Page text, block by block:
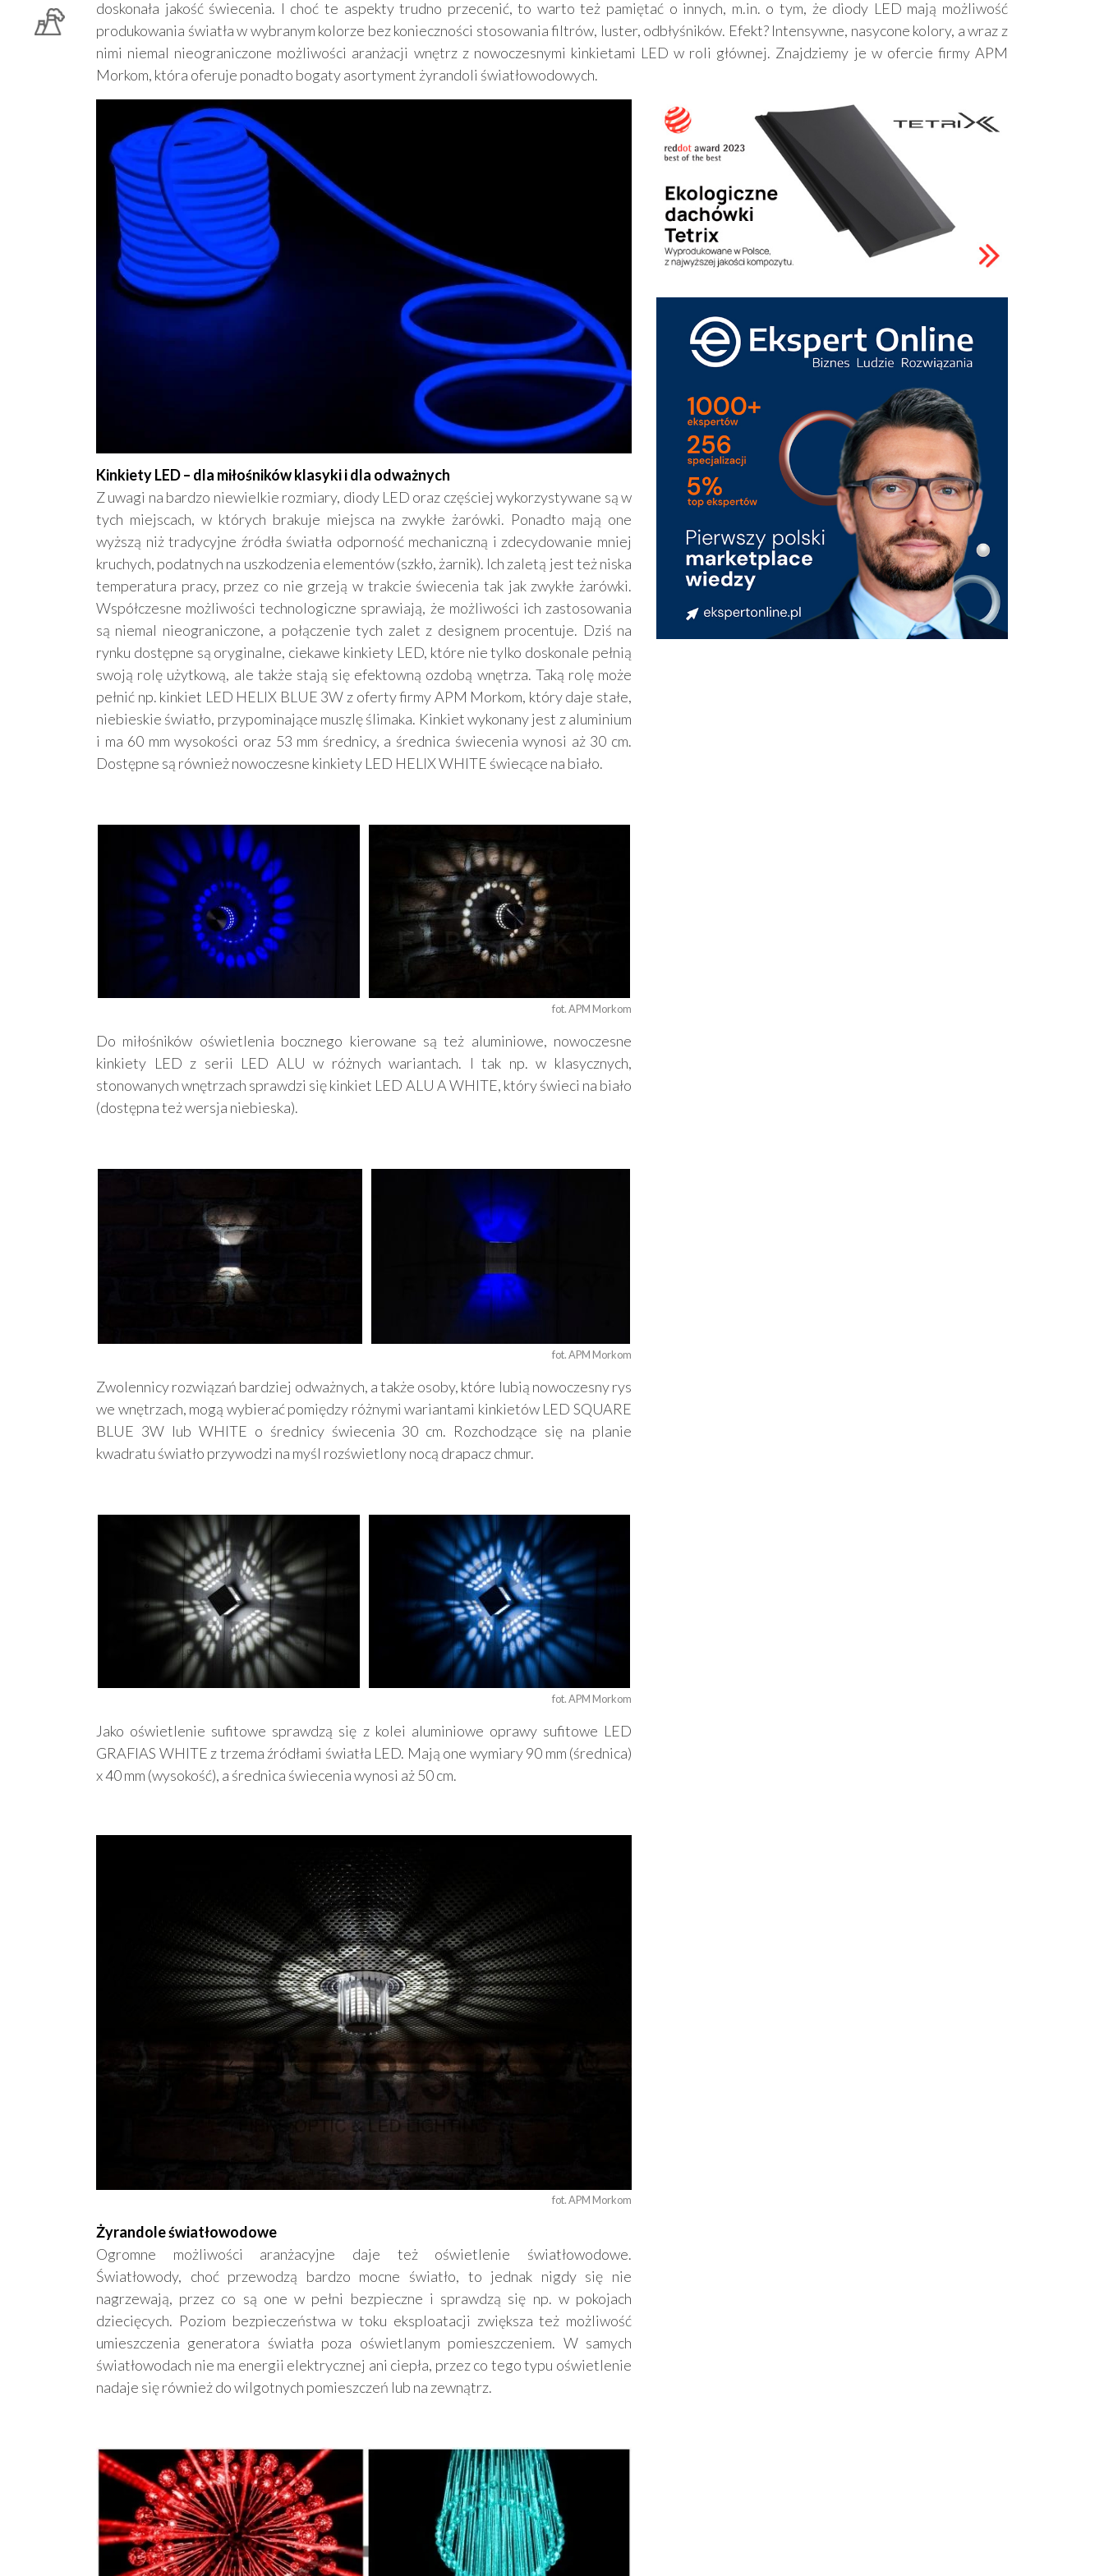
doskonała jakość świecenia. I choć te aspekty trudno przecenić, to warto też pamiętać o innych, m.in. o tym, że diody LED mają możliwość
produkowania światła w wybranym kolorze bez konieczności stosowania filtrów, luster, odbłyśników. Efekt? Intensywne, nasycone kolory, a wraz z
nimi niemal nieograniczone możliwości aranżacji wnętrz z nowoczesnymi kinkietami LED w roli głównej. Znajdziemy je w ofercie firmy APM
Morkom, która oferuje ponadto bogaty asortyment żyrandoli światłowodowych.
Kinkiety LED – dla miłośników klasyki i dla odważnych
Z uwagi na bardzo niewielkie rozmiary, diody LED oraz częściej wykorzystywane są w
tych miejscach, w których brakuje miejsca na zwykłe żarówki. Ponadto mają one
wyższą niż tradycyjne źródła światła odporność mechaniczną i zdecydowanie mniej
kruchych, podatnych na uszkodzenia elementów (szkło, żarnik). Ich zaletą jest też niska
temperatura pracy, przez co nie grzeją w trakcie świecenia tak jak zwykłe żarówki.
Współczesne możliwości technologiczne sprawiają, że możliwości ich zastosowania
są niemal nieograniczone, a połączenie tych zalet z designem procentuje. Dziś na
rynku dostępne są oryginalne, ciekawe kinkiety LED, które nie tylko doskonale pełnią
swoją rolę użytkową, ale także stają się efektowną ozdobą wnętrza. Taką rolę może
pełnić np. kinkiet LED HELIX BLUE 3W z oferty firmy APM Morkom, który daje stałe,
niebieskie światło, przypominające muszlę ślimaka. Kinkiet wykonany jest z aluminium
i ma 60 mm wysokości oraz 53 mm średnicy, a średnica świecenia wynosi aż 30 cm.
Dostępne są również nowoczesne kinkiety LED HELIX WHITE świecące na biało.
fot. APM Morkom
Do miłośników oświetlenia bocznego kierowane są też aluminiowe, nowoczesne
kinkiety LED z serii LED ALU w różnych wariantach. I tak np. w klasycznych,
stonowanych wnętrzach sprawdzi się kinkiet LED ALU A WHITE, który świeci na biało
(dostępna też wersja niebieska).
fot. APM Morkom
Zwolennicy rozwiązań bardziej odważnych, a także osoby, które lubią nowoczesny rys
we wnętrzach, mogą wybierać pomiędzy różnymi wariantami kinkietów LED SQUARE
BLUE 3W lub WHITE o średnicy świecenia 30 cm. Rozchodzące się na planie
kwadratu światło przywodzi na myśl rozświetlony nocą drapacz chmur.
fot. APM Morkom
Jako oświetlenie sufitowe sprawdzą się z kolei aluminiowe oprawy sufitowe LED
GRAFIAS WHITE z trzema źródłami światła LED. Mają one wymiary 90 mm (średnica)
x 40 mm (wysokość), a średnica świecenia wynosi aż 50 cm.
fot. APM Morkom
Żyrandole światłowodowe
Ogromne możliwości aranżacyjne daje też oświetlenie światłowodowe.
Światłowody, choć przewodzą bardzo mocne światło, to jednak nigdy się nie
nagrzewają, przez co są one w pełni bezpieczne i sprawdzą się np. w pokojach
dziecięcych. Poziom bezpieczeństwa w toku eksploatacji zwiększa też możliwość
umieszczenia generatora światła poza oświetlanym pomieszczeniem. W samych
światłowodach nie ma energii elektrycznej ani ciepła, przez co tego typu oświetlenie
nadaje się również do wilgotnych pomieszczeń lub na zewnątrz.